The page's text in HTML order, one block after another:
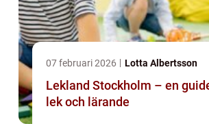
07 februari 2026 Lotta Albertsson
Lekland Stockholm – en
lek och lärande